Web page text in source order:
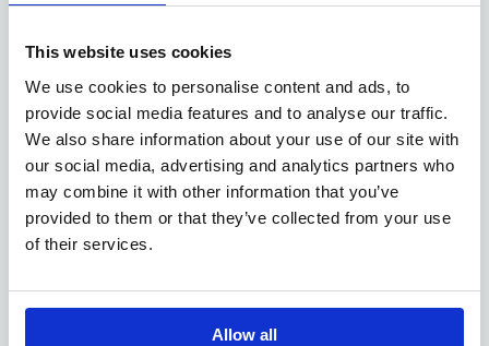
This website uses cookies
We use cookies to personalise content and ads, to
provide social media features and to analyse our traffic.
We also share information about your use of our site with
our social media, advertising and analytics partners who
may combine it with other information that you’ve
provided to them or that they’ve collected from your use
of their services.
Allow all
Om in aanmerking te komen voor de functie van
CNC draaier frezerbeschik je over een technische
werktuigbouwkunde, verspaningstechnieken of
een gelijkwaardige ervaring in de metaalbewerking;
Vlotte beheersing van CNC‑programmering en een
goedinzichtin het lezen en interpreteren van
technische tekeningen;
Minstens één jaar praktijkervaring in draaien en/of
Eennauwkeurigeenkwaliteitsgerichtewerkstijl,
gecombineerd met zelfstandigheid en een gezonde